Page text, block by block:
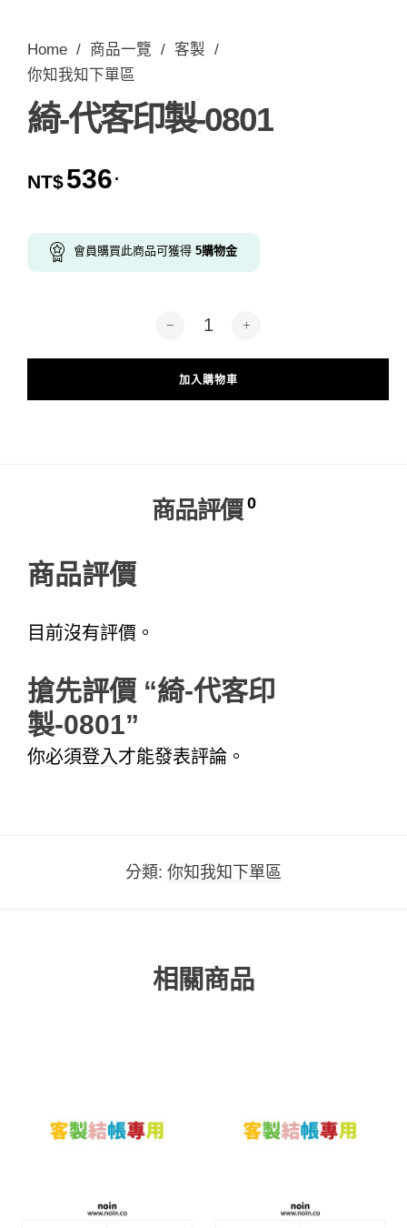
Home / 商品一覽 / 客製 /
你知我知下單區
綺-代客印製-0801
NT$536 .
會員購買此商品可獲得 5購物金
綺-代客印製-0801 數量
加入購物車
商品評價 0
商品評價
目前沒有評價。
搶先評價 “綺-代客印
製-0801”
你必須登入才能發表評論。
分類: 你知我知下單區
相關商品